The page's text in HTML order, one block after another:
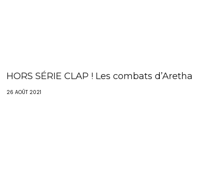
HORS SÉRIE CLAP ! Les combats d’Aretha
26 AOÛT 2021